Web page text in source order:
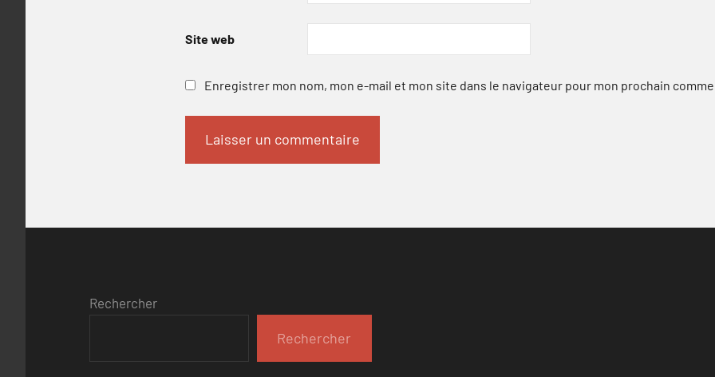
Site web
Enregistrer mon nom, mon e-mail et mon site dans le navigateur pour mon prochain
Rechercher
Rechercher